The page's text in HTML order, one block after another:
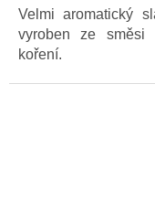
Velmi aromatický
vyroben ze směsi
koření.